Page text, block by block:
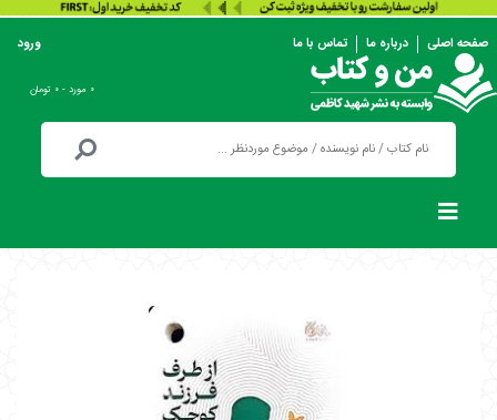
صفحه اصلی درباره ما تماس با ما ورود
۰ مورد - ۰ تومان